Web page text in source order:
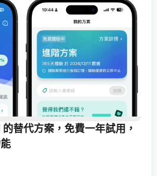
替代方案，免費一年試用，